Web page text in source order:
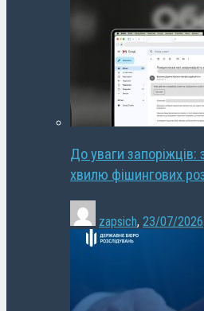
До уваги
хвилю фішингових
zapsich, 23/07/2026